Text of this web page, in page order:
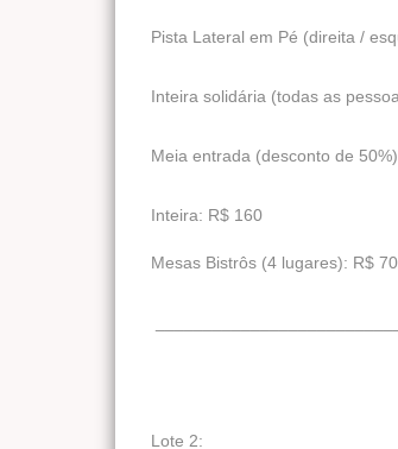
Pista Lateral em Pé (direita /
Inteira solidária (todas as
Meia entrada (desconto de
Inteira: R$ 160
Mesas Bistrôs (4 lugares): R$
Lote 2: